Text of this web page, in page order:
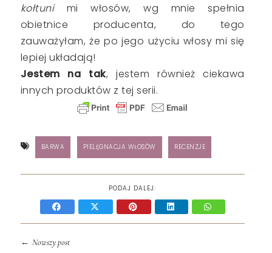
kołtunimi włosów, wg mnie spełnia
obietnice producenta, do tego
zauważyłam, że po jego użyciu włosy mi się
lepiej układają!
Jestem na tak, jestem również ciekawa
innych produktów z tej serii.
BARWA PIELĘGNACJA WŁOSÓW RECENZJE
PODAJ DALEJ:
← Nowszy post